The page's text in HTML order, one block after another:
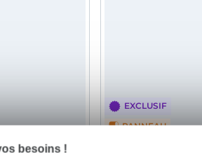
EXCLUSIF
PANNEAU
besoins !